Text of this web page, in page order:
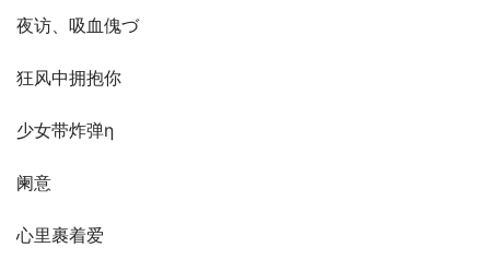
夜访、吸血傀づ
狂风中拥抱你
少女带炸弹η
阑意
心里裹着爱